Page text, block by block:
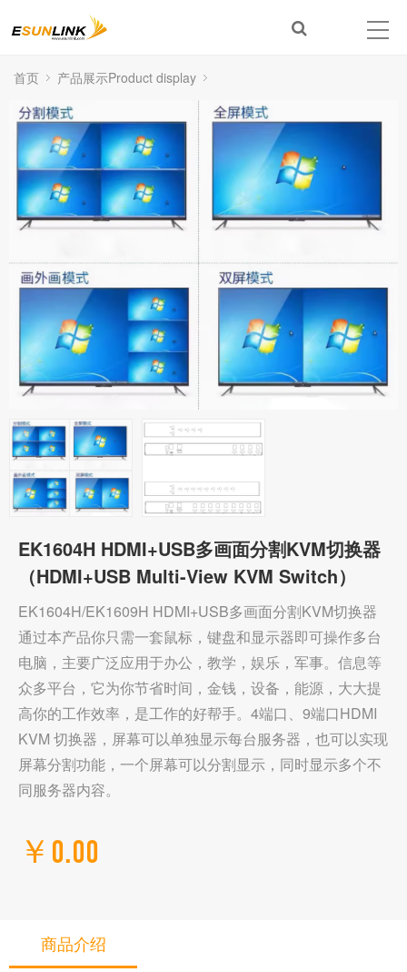
首页 产品展示Product display
HDMI多画面矩阵KVM（Multi-View KVM Switch）
EK1604H HDMI+USB多画面分割KVM切换器
（HDMI+USB Multi-View KVM Switch）
EK1604H/EK1609H HDMI+USB多画面分割KVM切换器
通过本产品你只需一套鼠标，键盘和显示器即可操作多台
电脑，主要广泛应用于办公，教学，娱乐，军事。信息等
众多平台，它为你节省时间，金钱，设备，能源，大大提
高你的工作效率，是工作的好帮手。4端口、9端口HDMI
KVM 切换器，屏幕可以单独显示每台服务器，也可以实现
屏幕分割功能，一个屏幕可以分割显示，同时显示多个不
同服务器内容。
￥0.00
商品介绍